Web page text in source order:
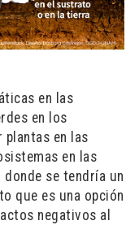
en las
en los
plantas en las
en las
se tendría un
que es una opción
negativos al